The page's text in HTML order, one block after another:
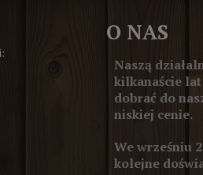
O NAS
Naszą
kilkanaście
dobrać do
niskiej cenie.
We wrześniu
kolejne